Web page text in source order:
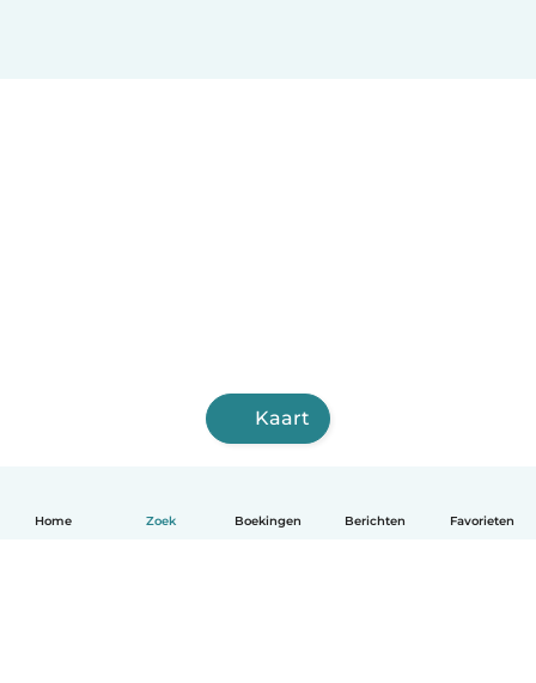
Home Zoek Boekingen Berichten Favorieten
Kaart